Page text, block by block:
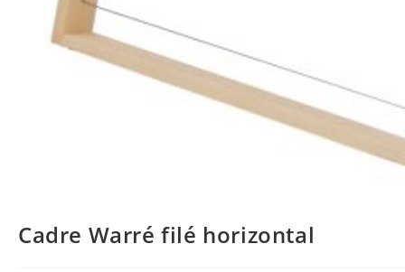
Cadre Warré filé horizontal